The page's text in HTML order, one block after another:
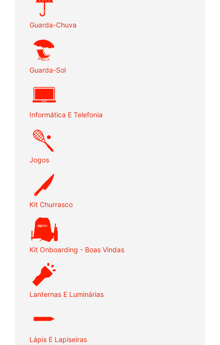
Guarda-Chuva
Guarda-Sol
Informática E Telefonia
Jogos
Kit Churrasco
Kit Onboarding - Boas Vindas
Lanternas E Luminárias
Lápis E Lapiseiras